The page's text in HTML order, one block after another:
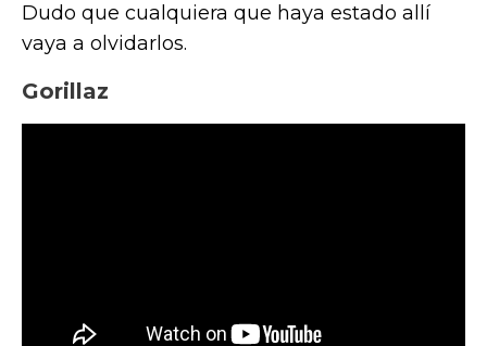
Dudo que cualquiera que haya estado allí
vaya a olvidarlos.
Gorillaz